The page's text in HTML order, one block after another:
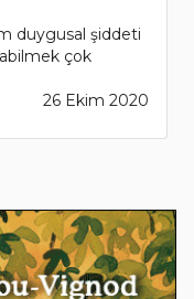
duygusal şiddeti
çok
26 Ekim 2020